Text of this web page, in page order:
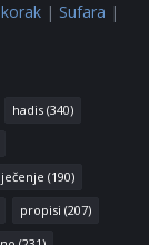
| Sufara |
hadis (340)
(190)
propisi (207)